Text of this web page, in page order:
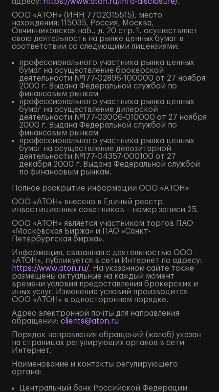
ООО «АТОН» (ИНН 7702015515), место
нахождения: 115035, Россия, Москва,
Овчинниковская наб., д. 20 стр. 1, осуществляет
свою деятельность на рынке ценных бумаг в
соответствии со следующими лицензиями:
профессионального участника рынка ценных
бумаг на осуществление брокерской
деятельности №177-02896-100000 от 27 ноября
2000 г. Выдана Федеральной службой по
финансовым рынкам
профессионального участника рынка ценных
бумаг на осуществление дилерской
деятельности №177-03006-010000 от 27 ноября
2000 г. Выдана Федеральной службой по
финансовым рынкам
профессионального участника рынка ценных
бумаг на осуществление депозитарной
деятельности №177-04357-000100 от 27
декабря 2000 г. Выдана Федеральной службой
по финансовым рынкам.
Полное раскрытие информации ООО «АТОН»
ООО «АТОН» внесено в Единый реестр
инвестиционных советников – номер записи 25.
ООО «АТОН» является участником торгов ПАО
«Московская Биржа» и ПАО «Санкт-
Петербургская биржа».
Информация, связанная с деятельностью ООО
«АТОН», публикуется в сети Интернет по адресу:
https://www.aton.ru/. На указанном сайте также
размещены актуальные на каждый момент
времени условия предоставления брокерских и
иных услуг. Изменение условий производится
ООО «АТОН» в одностороннем порядке.
Адрес электронной почты для направления
обращений: clients@aton.ru
Порядок направления обращений (жалоб) указан
на страницах регулирующих органов в сети
Интернет.
Наименование и контакты регулирующего
органа:
Центральный банк Российской Федерации